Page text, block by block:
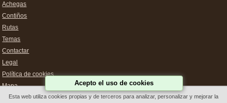
Achegas
Contiños
Rutas
Temas
Contactar
Legal
Política de cookies
Mapa
Acepto el uso de cookies
Esta web utiliza cookies propias y de terceros para analizar, personalizar y mejorar la